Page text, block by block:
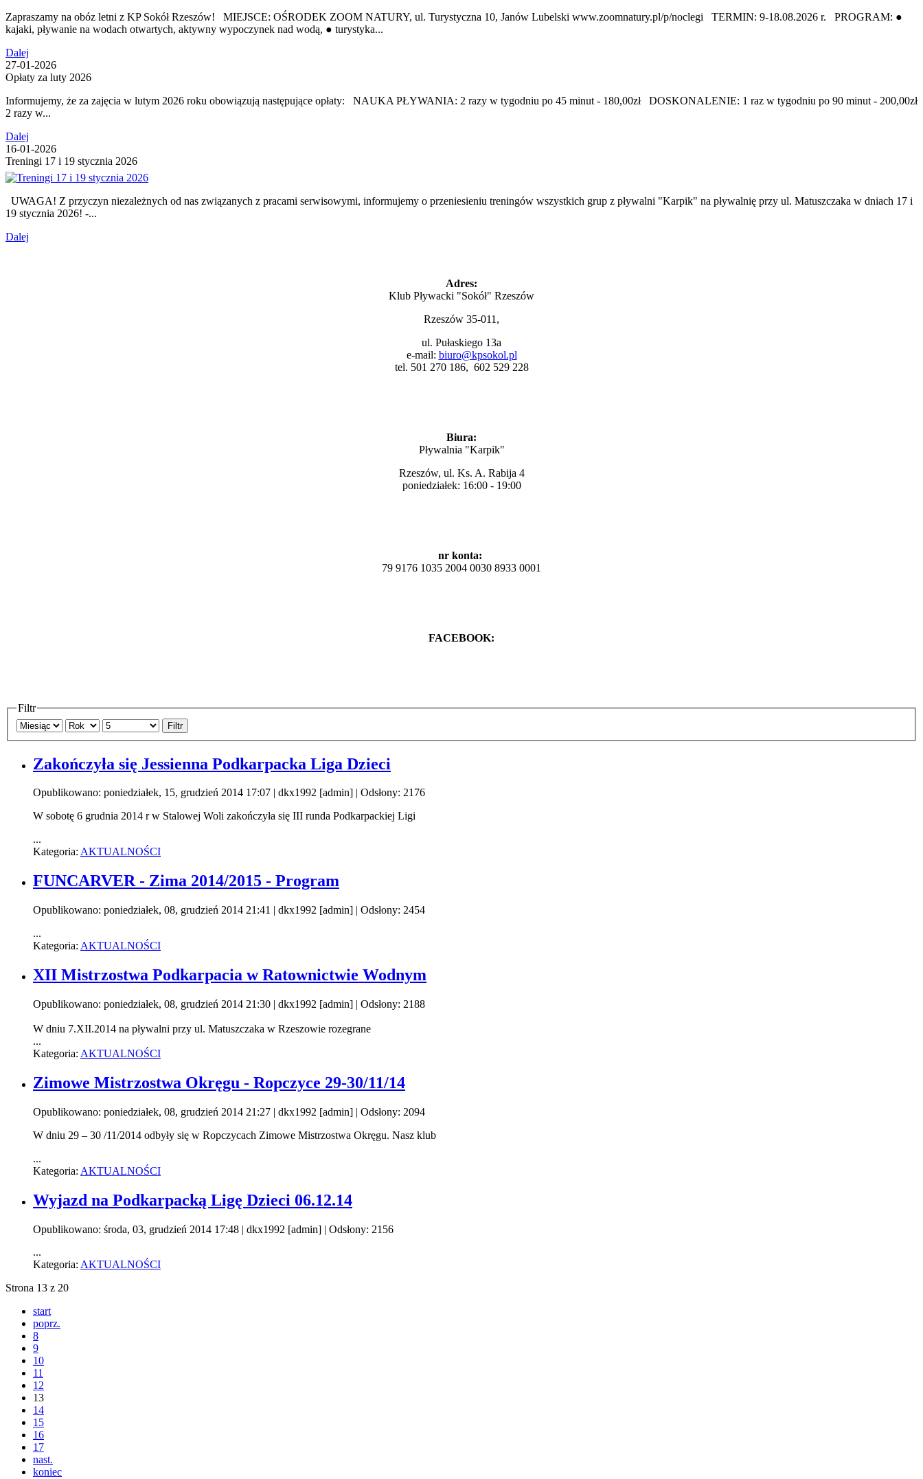
Zapraszamy na obóz letni z KP Sokół Rzeszów! MIEJSCE: OŚRODEK ZOOM NATURY, ul. Turystyczna 10, Janów Lubelski www.zoomnatury.pl/p/noclegi TERMIN: 9-18.08.2026 r. PROGRAM: ●
kajaki, pływanie na wodach otwartych, aktywny wypoczynek nad wodą, ● turystyka...
Dalej
27-01-2026
Opłaty za luty 2026
Informujemy, że za zajęcia w lutym 2026 roku obowiązują następujące opłaty: NAUKA PŁYWANIA: 2 razy w tygodniu po 45 minut - 180,00zł DOSKONALENIE: 1 raz w tygodniu po 90 minut - 200,00zł
2 razy w...
Dalej
16-01-2026
Treningi 17 i 19 stycznia 2026
UWAGA! Z przyczyn niezależnych od nas związanych z pracami serwisowymi, informujemy o przeniesieniu treningów wszystkich grup z pływalni "Karpik" na pływalnię przy ul. Matuszczaka w dniach 17 i
19 stycznia 2026! -...
Dalej
Adres:
Klub Pływacki "Sokół" Rzeszów
Rzeszów 35-011,
ul. Pułaskiego 13a
e-mail: biuro@kpsokol.pl
tel. 501 270 186, 602 529 228
Biura:
Pływalnia "Karpik"
Rzeszów, ul. Ks. A. Rabija 4
poniedziałek: 16:00 - 19:00
nr konta:
79 9176 1035 2004 0030 8933 0001
FACEBOOK:
Filtr
Filtr
Zakończyła się Jessienna Podkarpacka Liga Dzieci
Opublikowano: poniedziałek, 15, grudzień 2014 17:07 | dkx1992 [admin] | Odsłony: 2176
W sobotę 6 grudnia 2014 r w Stalowej Woli zakończyła się III runda Podkarpackiej Ligi
...
Kategoria: AKTUALNOŚCI
FUNCARVER - Zima 2014/2015 - Program
Opublikowano: poniedziałek, 08, grudzień 2014 21:41 | dkx1992 [admin] | Odsłony: 2454
...
Kategoria: AKTUALNOŚCI
XII Mistrzostwa Podkarpacia w Ratownictwie Wodnym
Opublikowano: poniedziałek, 08, grudzień 2014 21:30 | dkx1992 [admin] | Odsłony: 2188
W dniu 7.XII.2014 na pływalni przy ul. Matuszczaka w Rzeszowie rozegrane
...
Kategoria: AKTUALNOŚCI
Zimowe Mistrzostwa Okręgu - Ropczyce 29-30/11/14
Opublikowano: poniedziałek, 08, grudzień 2014 21:27 | dkx1992 [admin] | Odsłony: 2094
W dniu 29 – 30 /11/2014 odbyły się w Ropczycach Zimowe Mistrzostwa Okręgu. Nasz klub
...
Kategoria: AKTUALNOŚCI
Wyjazd na Podkarpacką Ligę Dzieci 06.12.14
Opublikowano: środa, 03, grudzień 2014 17:48 | dkx1992 [admin] | Odsłony: 2156
...
Kategoria: AKTUALNOŚCI
Strona 13 z 20
start
poprz.
8
9
10
11
12
13
14
15
16
17
nast.
koniec